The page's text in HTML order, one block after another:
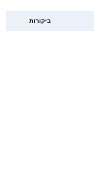
ביקורות